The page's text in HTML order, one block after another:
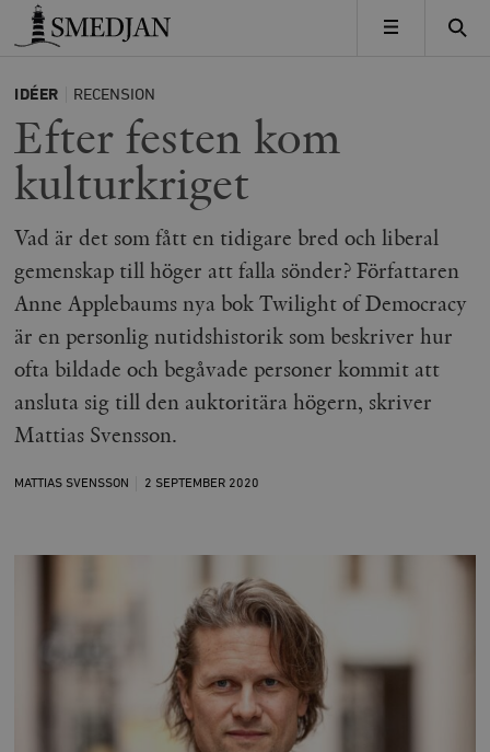
Timbro
MENY
IDÉER RECENSION
Efter festen kom
kulturkriget
Vad är det som fått en tidigare bred och liberal
gemenskap till höger att falla sönder? Författaren
Anne Applebaums nya bok Twilight of Democracy
är en personlig nutidshistorik som beskriver hur
ofta bildade och begåvade personer kommit att
ansluta sig till den auktoritära högern, skriver
Mattias Svensson.
MATTIAS SVENSSON 2 SEPTEMBER 2020